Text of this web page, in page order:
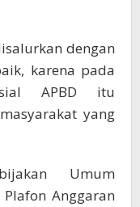
dengan
karena pada
APBD itu
yang
Umum
Anggaran